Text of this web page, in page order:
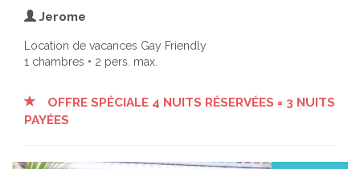
Jerome
Location de vacances Gay Friendly
1 chambres • 2 pers. max.
OFFRE SPÉCIALE 4 NUITS RÉSERVÉES = 3 NUITS
PAYÉES